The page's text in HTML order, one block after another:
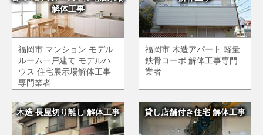
解体工事
福岡市 マンション モデル
ルーム一戸建て モデルハ
ウス 住宅展示場解体工事
専門業者
福岡市 木造アパート 軽量
鉄骨コーポ 解体工事専門
業者
木造 長屋切り離し 解体工事 貸し店舗付き住宅 解体工事